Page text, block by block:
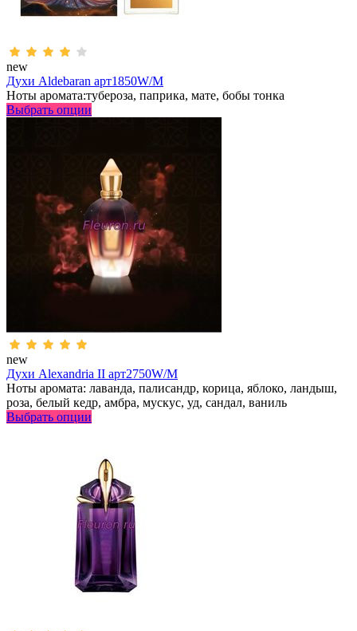
new
Духи Aldebaran арт1850W/M
Ноты аромата:тубероза, паприка, мате, бобы тонка
Выбрать опции
new
Духи Alexandria II арт2750W/M
Ноты аромата: лаванда, палисандр, корица, яблоко, ландыш,
роза, белый кедр, амбра, мускус, уд, сандал, ваниль
Выбрать опции